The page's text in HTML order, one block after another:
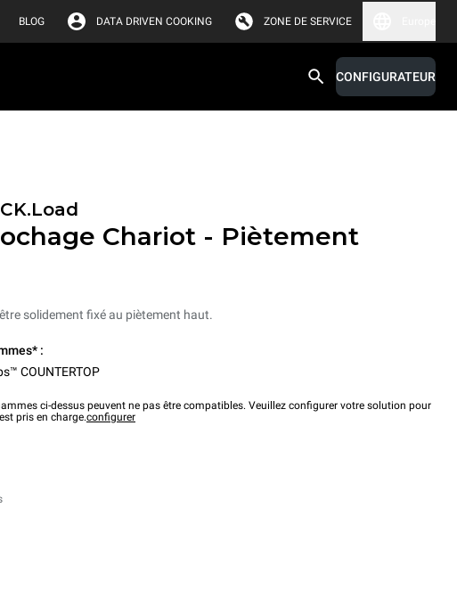
BLOG DATA DRIVEN COOKING ZONE DE SERVICE
CONFIGURATEUR
Chariot - Piètement
solidement fixé au piètement haut.
:
COUNTERTOP
ci-dessus peuvent ne pas être compatibles. Veuillez configurer votre solution pour
pris en charge.configurer